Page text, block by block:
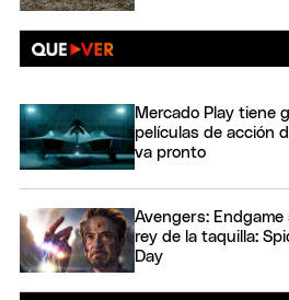
Mercado Play tiene
películas de acción
va pronto
Avengers:
rey de la taquilla:
Day